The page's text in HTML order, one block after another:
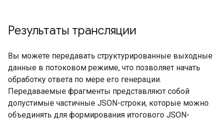
Результаты трансляции
Вы можете передавать структурированные выходные
данные в потоковом режиме, что позволяет начать
обработку ответа по мере его генерации.
Передаваемые фрагменты представляют собой
допустимые частичные JSON-строки, которые можно
объединять для формирования итогового JSON-